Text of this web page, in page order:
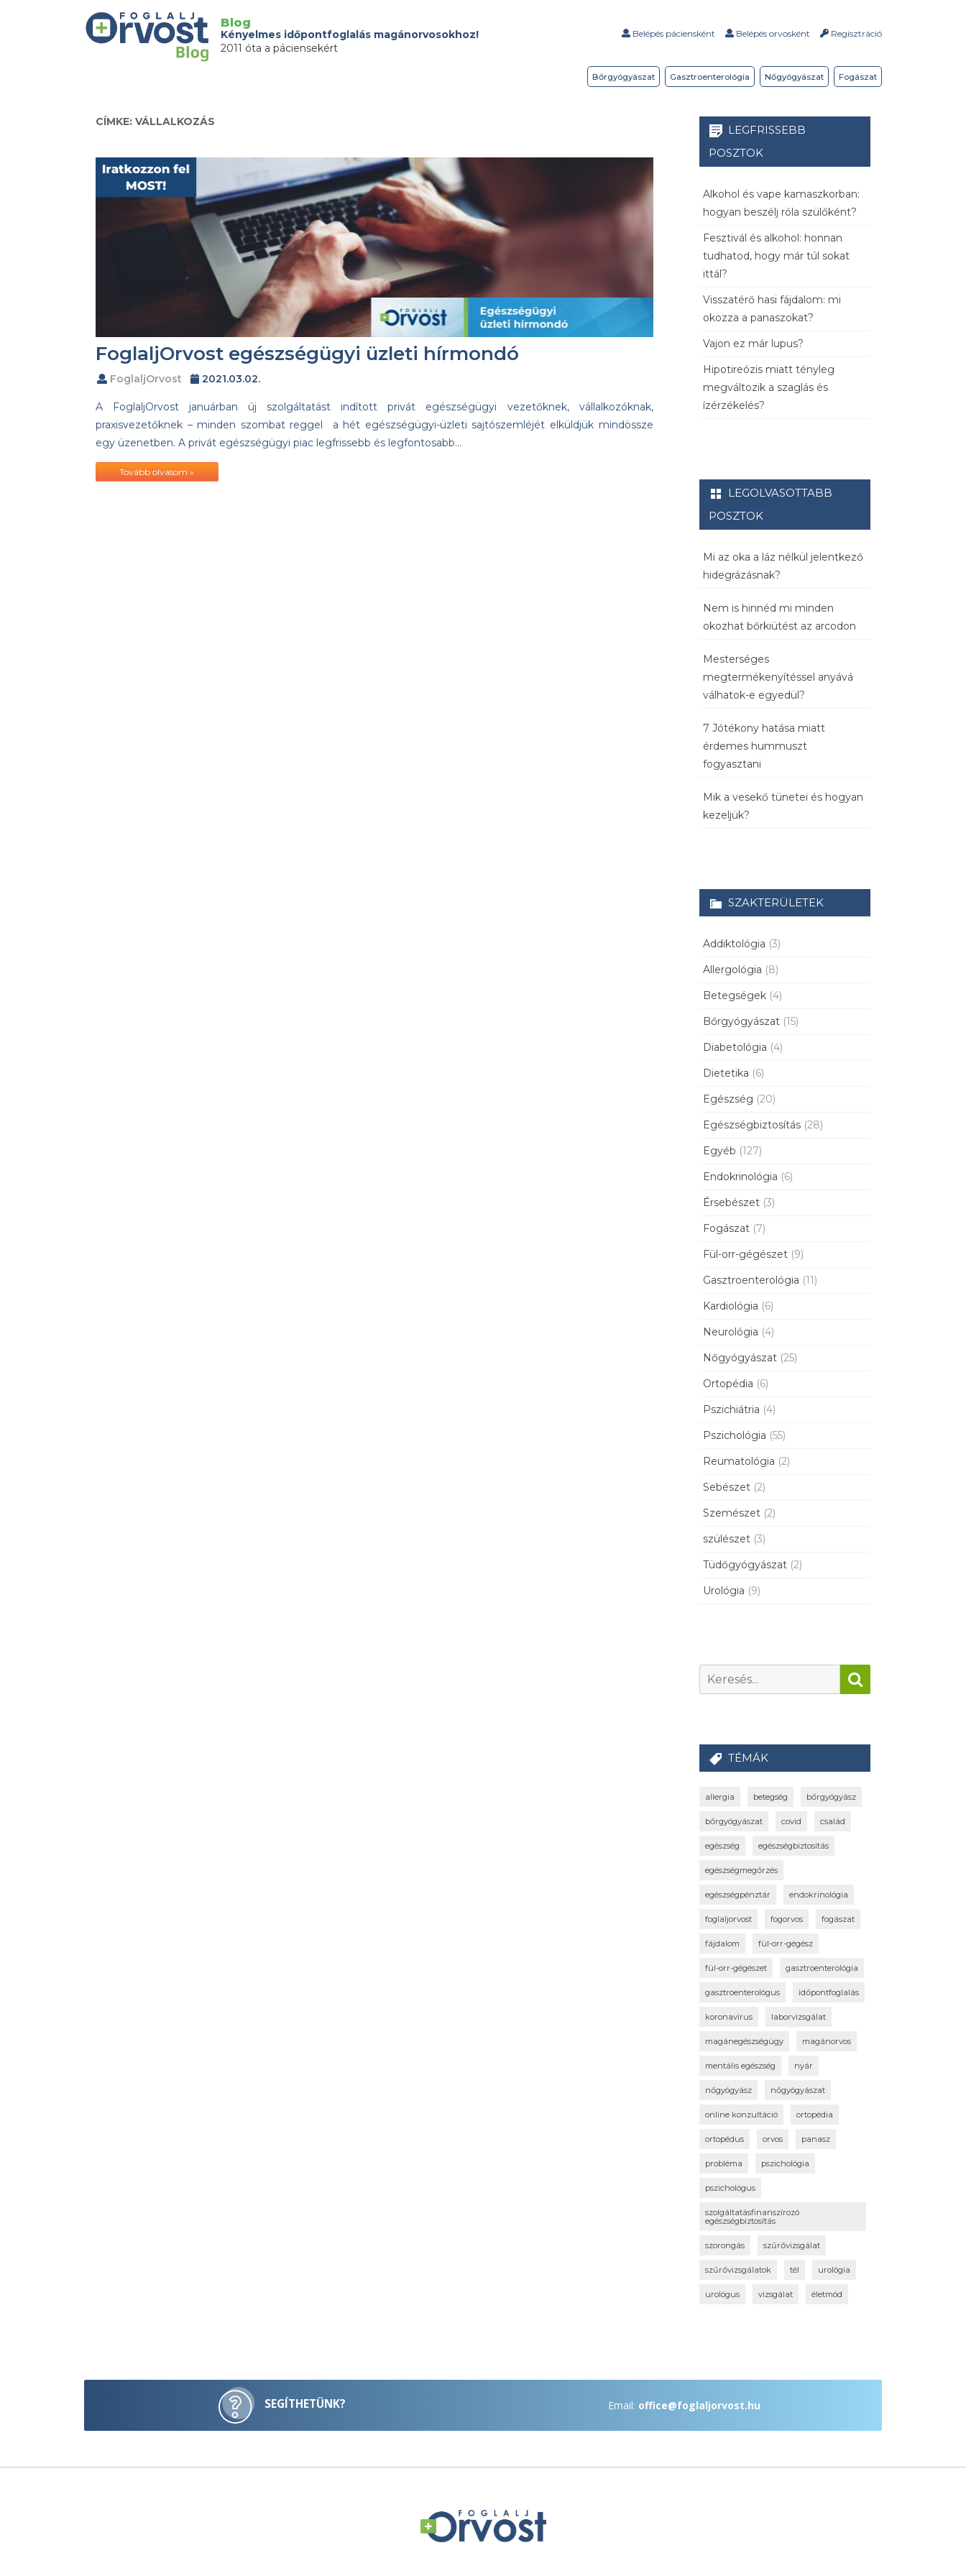
Blog
Kényelmes időpontfoglalás magánorvosokhoz!
2011 óta a páciensekért
Belépés páciensként Belépés orvosként Regisztráció
Fogászat
Nőgyógyászat
Gasztroenterológia
Bőrgyógyászat
CÍMKE: VÁLLALKOZÁS
FoglaljOrvost egészségügyi üzleti hírmondó
FoglaljOrvost 2021.03.02.
A FoglaljOrvost januárban új szolgáltatást indított privát egészségügyi vezetőknek, vállalkozóknak,
praxisvezetőknek – minden szombat reggel a hét egészségügyi-üzleti sajtószemléjét elküldjük mindössze
egy üzenetben. A privát egészségügyi piac legfrissebb és legfontosabb…
Tovább olvasom »
LEGFRISSEBB
POSZTOK
Alkohol és vape kamaszkorban:
hogyan beszélj róla szülőként?
Fesztivál és alkohol: honnan
tudhatod, hogy már túl sokat
ittál?
Visszatérő hasi fájdalom: mi
okozza a panaszokat?
Vajon ez már lupus?
Hipotireózis miatt tényleg
megváltozik a szaglás és
ízérzékelés?
LEGOLVASOTTABB
POSZTOK
Mi az oka a láz nélkül jelentkező
hidegrázásnak?
Nem is hinnéd mi minden
okozhat bőrkiütést az arcodon
Mesterséges
megtermékenyítéssel anyává
válhatok-e egyedül?
7 Jótékony hatása miatt
érdemes hummuszt
fogyasztani
Mik a vesekő tünetei és hogyan
kezeljük?
SZAKTERÜLETEK
Addiktológia (3)
Allergológia (8)
Betegségek (4)
Bőrgyógyászat (15)
Diabetológia (4)
Dietetika (6)
Egészség (20)
Egészségbiztosítás (28)
Egyéb (127)
Endokrinológia (6)
Érsebészet (3)
Fogászat (7)
Fül-orr-gégészet (9)
Gasztroenterológia (11)
Kardiológia (6)
Neurológia (4)
Nőgyógyászat (25)
Ortopédia (6)
Pszichiátria (4)
Pszichológia (55)
Reumatológia (2)
Sebészet (2)
Szemészet (2)
szülészet (3)
Tüdőgyógyászat (2)
Urológia (9)
TÉMÁK
allergia betegség bőrgyógyász
bőrgyógyászat covid család
egészség egészségbiztosítás
egészségmegőrzés
egészségpénztár endokrinológia
foglaljorvost fogorvos fogászat
fájdalom fül-orr-gégész
fül-orr-gégészet gasztroenterológia
gasztroenterológus időpontfoglalás
koronavírus laborvizsgálat
magánegészségügy magánorvos
mentális egészség nyár
nőgyógyász nőgyógyászat
online konzultáció ortopédia
ortopédus orvos panasz
probléma pszichológia
pszichológus
szolgáltatásfinanszírozó
egészségbiztosítás
szorongás szűrővizsgálat
szűrővizsgálatok tél urológia
urológus vizsgálat életmód
SEGÍTHETÜNK? Email: office@foglaljorvost.hu